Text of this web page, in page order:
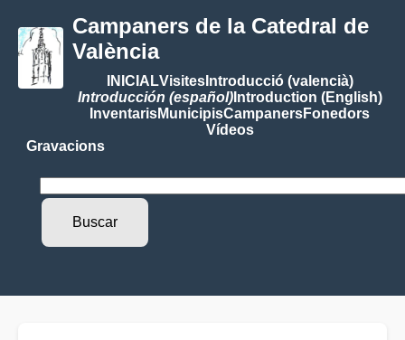
Campaners de la Catedral de
València
INICIALVisitesIntroducció (valencià)
Introducción (español)Introduction (English)
InventarisMunicipisCampanersFonedors
Vídeos
Gravacions